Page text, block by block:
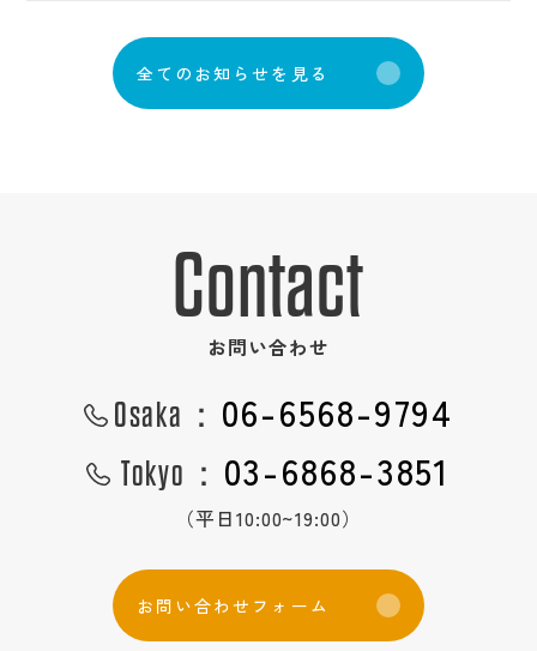
全 て の お知 ら せ を 見 る
Contact
お問い合わせ
Osaka： 06-6568-9794
Tokyo： 03-6868-3851
（平日10:00~19:00）
お 問 い合わせ フ ォ ー ム